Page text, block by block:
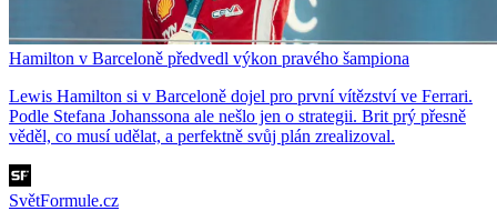
Hamilton v Barceloně předvedl výkon pravého šampiona
Lewis Hamilton si v Barceloně dojel pro první vítězství ve Ferrari.
Podle Stefana Johanssona ale nešlo jen o strategii. Brit prý přesně
věděl, co musí udělat, a perfektně svůj plán zrealizoval.
SvětFormule.cz